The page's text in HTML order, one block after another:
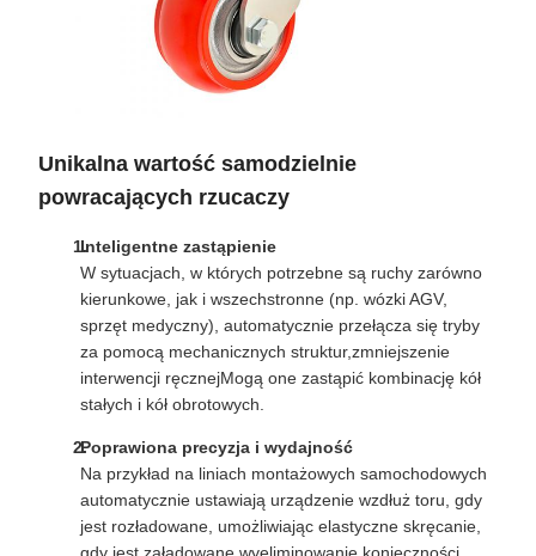
Unikalna wartość samodzielnie
powracających rzucaczy
Inteligentne zastąpienie
W sytuacjach, w których potrzebne są ruchy zarówno
kierunkowe, jak i wszechstronne (np. wózki AGV,
sprzęt medyczny), automatycznie przełącza się tryby
za pomocą mechanicznych struktur,zmniejszenie
interwencji ręcznejMogą one zastąpić kombinację kół
stałych i kół obrotowych.
Poprawiona precyzja i wydajność
Na przykład na liniach montażowych samochodowych
automatycznie ustawiają urządzenie wzdłuż toru, gdy
jest rozładowane, umożliwiając elastyczne skręcanie,
gdy jest załadowane,wyeliminowanie konieczności